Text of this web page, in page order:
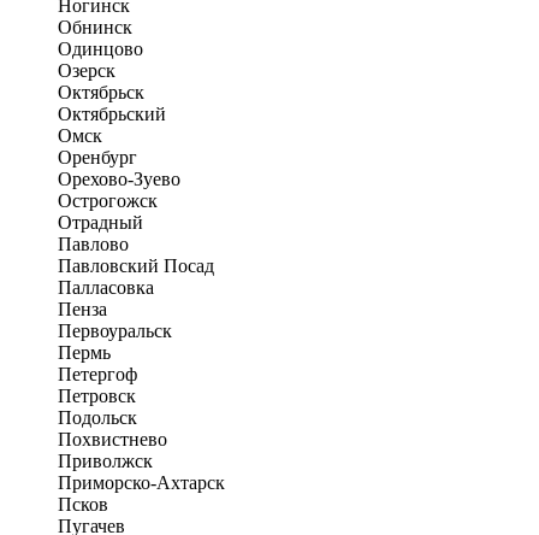
Ногинск
Обнинск
Одинцово
Озерск
Октябрьск
Октябрьский
Омск
Оренбург
Орехово-Зуево
Острогожск
Отрадный
Павлово
Павловский Посад
Палласовка
Пенза
Первоуральск
Пермь
Петергоф
Петровск
Подольск
Похвистнево
Приволжск
Приморско-Ахтарск
Псков
Пугачев